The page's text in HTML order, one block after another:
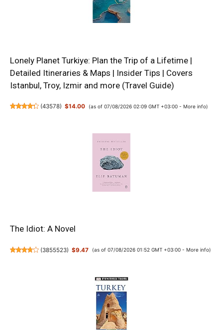
Lonely Planet Turkiye: Plan the Trip of a Lifetime |
Detailed Itineraries & Maps | Insider Tips | Covers
Istanbul, Troy, Izmir and more (Travel Guide)
(43578) $14.00 (as of 07/08/2026 02:09 GMT +03:00 - More info)
The Idiot: A Novel
(3855523) $9.47 (as of 07/08/2026 01:52 GMT +03:00 - More info)